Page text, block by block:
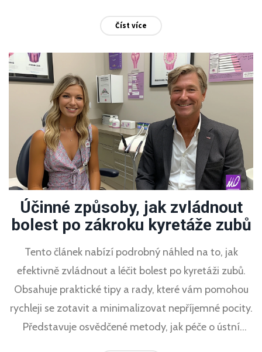
metod a rad, jak udržet zuby vašich dětí zdravé a bez
Číst více
Účinné způsoby, jak zvládnout
bolest po zákroku kyretáže zubů
Tento článek nabízí podrobný náhled na to, jak
efektivně zvládnout a léčit bolest po kyretáži zubů.
Obsahuje praktické tipy a rady, které vám pomohou
rychleji se zotavit a minimalizovat nepříjemné pocity.
Představuje osvědčené metody, jak péče o ústní